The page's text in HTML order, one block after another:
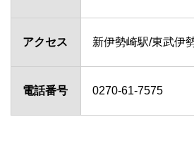
アクセス 新伊勢崎駅/東武伊
電話番号 0270-61-7575